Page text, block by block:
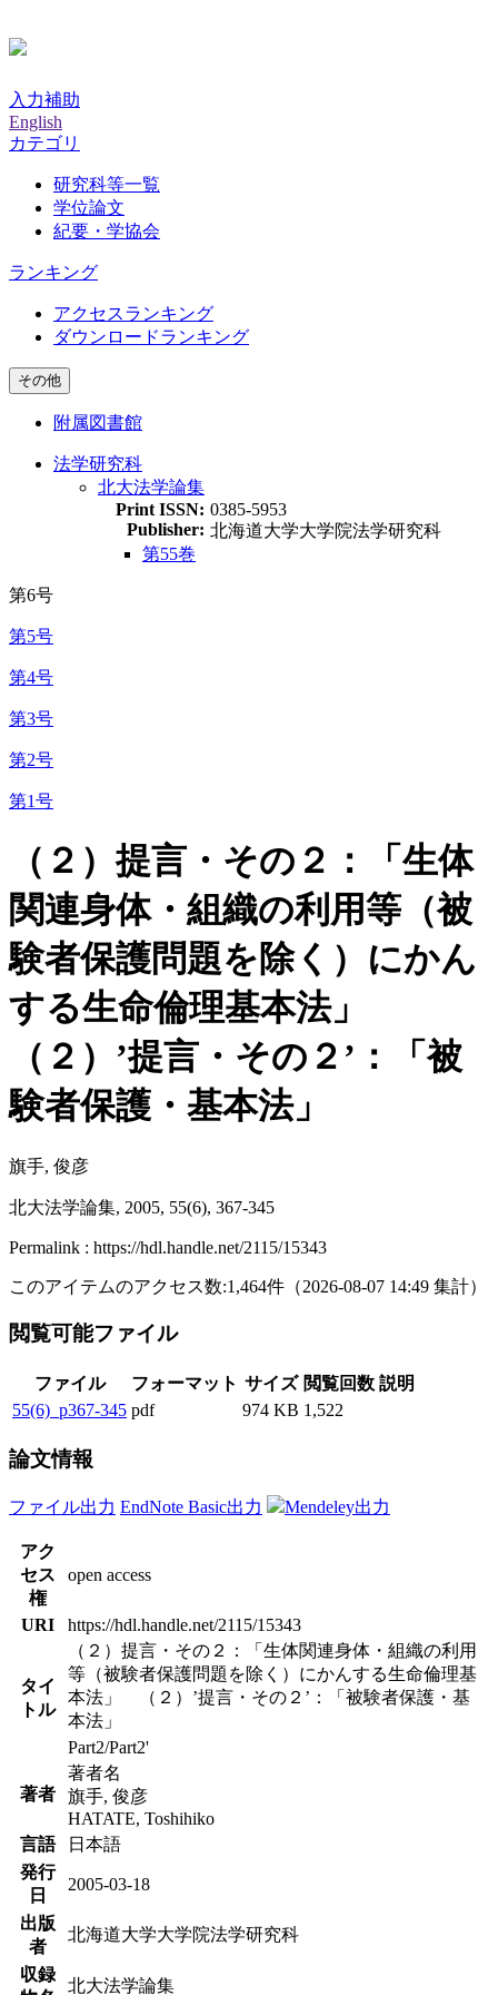
入力補助
English
カテゴリ
研究科等一覧
学位論文
紀要・学協会
ランキング
アクセスランキング
ダウンロードランキング
その他
附属図書館
法学研究科
北大法学論集
Print ISSN: 0385-5953
Publisher: 北海道大学大学院法学研究科
第55巻
第6号
第5号
第4号
第3号
第2号
第1号
（２）提言・その２：「生体
関連身体・組織の利用等（被
験者保護問題を除く）にかん
する生命倫理基本法」
（２）’提言・その２’：「被
験者保護・基本法」
旗手, 俊彦
北大法学論集, 2005, 55(6), 367-345
Permalink : https://hdl.handle.net/2115/15343
このアイテムのアクセス数:1,464件 （2026-08-07 14:49 集計）
閲覧可能ファイル
ファイル フォーマット サイズ 閲覧回数 説明
55(6)_p367-345 pdf 974 KB 1,522
論文情報
ファイル出力 EndNote Basic出力 Mendeley出力
アク
セス
権
open access
URI https://hdl.handle.net/2115/15343
タイ
トル
（２）提言・その２：「生体関連身体・組織の利用
等（被験者保護問題を除く）にかんする生命倫理基
本法」 （２）’提言・その２’：「被験者保護・基
本法」
Part2/Part2'
著者
著者名
旗手, 俊彦
HATATE, Toshihiko
言語
日本語
発行
日
2005-03-18
出版
者
北海道大学大学院法学研究科
収録
北大法学論集